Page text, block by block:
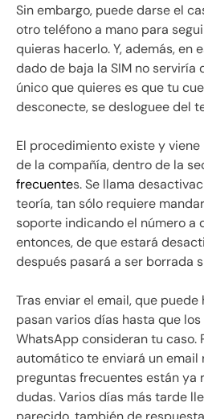
Sin embargo, puede darse el
otro teléfono a mano para
quieras hacerlo. Y, además, en
dado de baja la SIM no serviría
único que quieres es que tu
desconecte, se desloguee del
El procedimiento existe y
de la compañía, dentro de la
frecuentes. Se llama
teoría, tan sólo requiere
soporte indicando el número a
entonces, de que estará
después pasará a ser borrada
Tras enviar el email, que puede
pasan varios días hasta que
WhatsApp consideran tu caso.
automático te enviará un
preguntas frecuentes están ya
dudas. Varios días más tarde